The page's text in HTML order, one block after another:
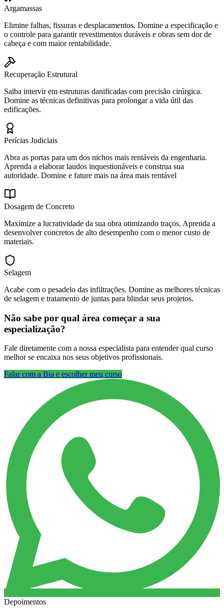
Argamassas
Elimine falhas, fissuras e desplacamentos. Domine a especificação e
o controle para garantir revestimentos duráveis e obras sem dor de
cabeça e com maior rentabilidade.
Recuperação Estrutural
Saiba intervir em estruturas danificadas com precisão cirúrgica.
Domine as técnicas definitivas para prolongar a vida útil das
edificações.
Perícias Judiciais
Abra as portas para um dos nichos mais rentáveis da engenharia.
Aprenda a elaborar laudos inquestionáveis e construa sua
autoridade. Domine e fature mais na área mais rentável
Dosagem de Concreto
Maximize a lucratividade da sua obra otimizando traços. Aprenda a
desenvolver concretos de alto desempenho com o menor custo de
materiais.
Selagem
Acabe com o pesadelo das infiltrações. Domine as melhores técnicas
de selagem e tratamento de juntas para blindar seus projetos.
Não sabe por qual área começar a sua
especialização?
Fale diretamente com a nossa especialista para entender qual curso
melhor se encaixa nos seus objetivos profissionais.
Falar com a Bia e escolher meu curso
Depoimentos